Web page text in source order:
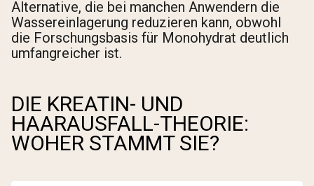
Alternative, die bei manchen Anwendern die
Wassereinlagerung reduzieren kann, obwohl
die Forschungsbasis für Monohydrat deutlich
umfangreicher ist.
DIE KREATIN- UND
HAARAUSFALL-THEORIE:
WOHER STAMMT SIE?